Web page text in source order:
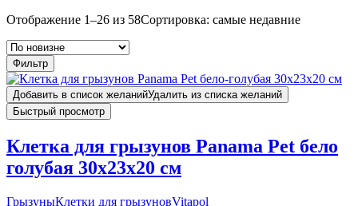
Отображение 1–26 из 58Сортировка: самые недавние
Фильтр
Добавить в список желанийУдалить из списка желаний
Быстрый просмотр
Клетка для грызунов Panama Pet бело
голубая 30x23x20 см
ГрызуныКлетки для грызуновVitapol